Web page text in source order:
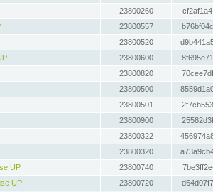
23800260
23800557
23800520
23800600
23800820
23800500
23800501
23800900
23800322
23800320
UP
23800740
UP
23800720